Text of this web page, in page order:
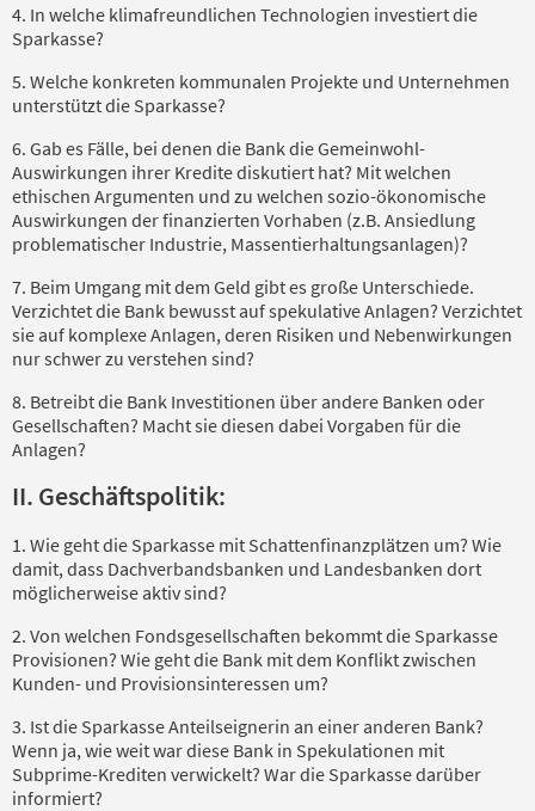
4. In welche klimafreundlichen Technologien investiert die
Sparkasse?
5. Welche konkreten kommunalen Projekte und Unternehmen
unterstützt die Sparkasse?
6. Gab es Fälle, bei denen die Bank die Gemeinwohl-
Auswirkungen ihrer Kredite diskutiert hat? Mit welchen
ethischen Argumenten und zu welchen sozio-ökonomische
Auswirkungen der finanzierten Vorhaben (z.B. Ansiedlung
problematischer Industrie, Massentierhaltungsanlagen)?
7. Beim Umgang mit dem Geld gibt es große Unterschiede.
Verzichtet die Bank bewusst auf spekulative Anlagen? Verzichtet
sie auf komplexe Anlagen, deren Risiken und Nebenwirkungen
nur schwer zu verstehen sind?
8. Betreibt die Bank Investitionen über andere Banken oder
Gesellschaften? Macht sie diesen dabei Vorgaben für die
Anlagen?
II. Geschäftspolitik:
1. Wie geht die Sparkasse mit Schattenfinanzplätzen um? Wie
damit, dass Dachverbandsbanken und Landesbanken dort
möglicherweise aktiv sind?
2. Von welchen Fondsgesellschaften bekommt die Sparkasse
Provisionen? Wie geht die Bank mit dem Konflikt zwischen
Kunden- und Provisionsinteressen um?
3. Ist die Sparkasse Anteilseignerin an einer anderen Bank?
Wenn ja, wie weit war diese Bank in Spekulationen mit
Subprime-Krediten verwickelt? War die Sparkasse darüber
informiert?